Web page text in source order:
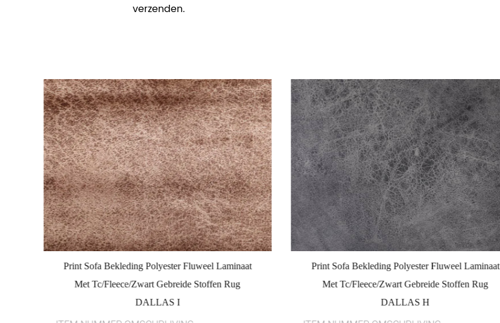
verzenden.
Print Sofa Bekleding Polyester Fluweel Laminaat
Met Tc/Fleece/Zwart Gebreide Stoffen Rug
DALLAS I
Print Sofa Bekleding Polyester Fluweel Laminaat
Met Tc/Fleece/Zwart Gebreide Stoffen Rug
DALLAS H